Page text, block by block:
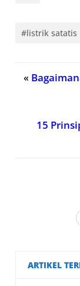
#listrik satatis
«
15
ARTIKEL